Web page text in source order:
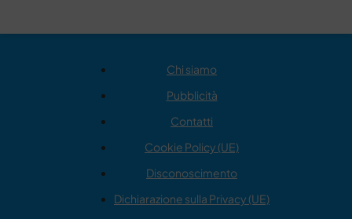
Chi siamo
Pubblicità
Contatti
Cookie Policy (UE)
Disconoscimento
Dichiarazione sulla Privacy (UE)